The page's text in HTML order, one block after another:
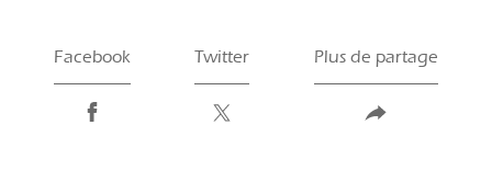
Facebook Twitter Plus de partage